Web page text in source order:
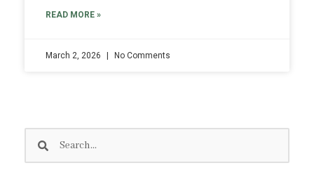
READ MORE »
March 2, 2026 No Comments